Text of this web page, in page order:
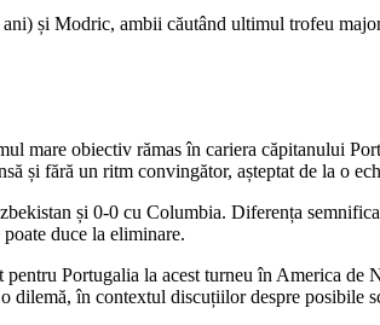
și Modric, ambii căutând ultimul trofeu
mare obiectiv rămas în cariera căpitanului
și fără un ritm convingător, așteptat de la o
și 0-0 cu Columbia. Diferența
duce la eliminare.
Portugalia la acest turneu în America de
în contextul discuțiilor despre posibile